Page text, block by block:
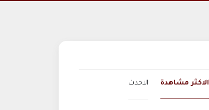
الاكثر مشاهدة الاحدث